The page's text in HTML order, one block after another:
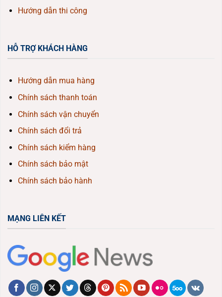
Hướng dẫn thi công
HỖ TRỢ KHÁCH HÀNG
Hướng dẫn mua hàng
Chính sách thanh toán
Chính sách vận chuyển
Chính sách đổi trả
Chính sách kiểm hàng
Chính sách bảo mật
Chính sách bảo hành
MẠNG LIÊN KẾT